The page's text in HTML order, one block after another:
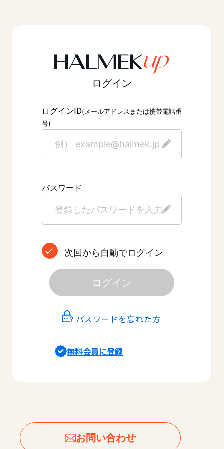
ログイン
ログインID(メールアドレスまたは携帯電話番
号)
パスワード
次回から自動でログイン
ログイン
パスワードを忘れた方
無料会員に登録
お問い合わせ